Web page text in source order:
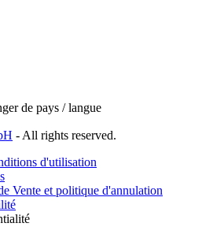
de pays / langue
- All rights reserved.
d'utilisation
Vente et politique d'annulation